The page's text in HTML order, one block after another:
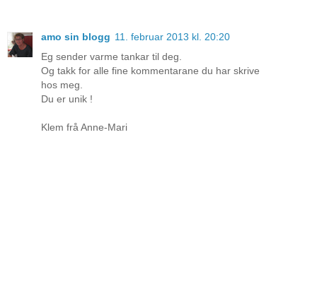
amo sin blogg 11. februar 2013 kl. 20:20
Eg sender varme tankar til deg.
Og takk for alle fine kommentarane du har skrive
hos meg.
Du er unik !
Klem frå Anne-Mari